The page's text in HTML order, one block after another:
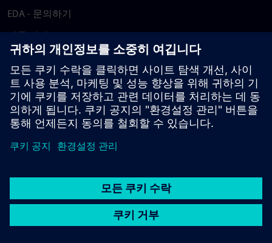
EDA - 문의하기
각국 지사
지원 센터
피드백 제공
저작권침해 보고
© Siemens
2026
고발